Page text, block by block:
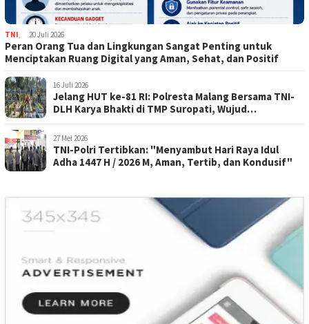
TNI, 20 Juli 2026
Peran Orang Tua dan Lingkungan Sangat Penting untuk
Menciptakan Ruang Digital yang Aman, Sehat, dan Positif
16 Juli 2026
Jelang HUT ke-81 RI: Polresta Malang Bersama TNI-
DLH Karya Bhakti di TMP Suropati, Wujud
27 Mei 2026
TNI-Polri Tertibkan: "Menyambut Hari Raya Idul
Adha 1447 H / 2026 M, Aman, Tertib, dan Kondusif"